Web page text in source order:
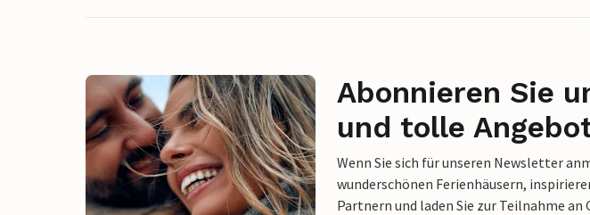
Abonnieren Sie
und tolle
Wenn Sie sich für unseren Newsletter
wunderschönen Ferienhäusern,
Partnern und laden Sie zur Teilnahme an